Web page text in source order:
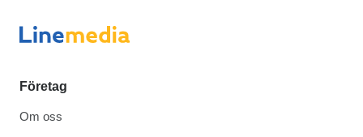
Företag
Om oss